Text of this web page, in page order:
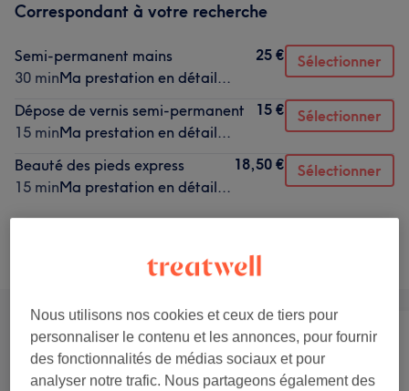
Correspondant à votre recherche
Semi-permanent mains
30 minMa prestation en détail...
25 € Sélectionner
Dépose de vernis semi-permanent
15 minMa prestation en détail...
15 € Sélectionner
Beauté des pieds express
15 minMa prestation en détail...
18,50 € Sélectionner
Recherchez dans notre liste de prestations
Manucure et
Beauté des pieds
Nous utilisons nos cookies et ceux de tiers pour
personnaliser le contenu et les annonces, pour fournir
des fonctionnalités de médias sociaux et pour
analyser notre trafic. Nous partageons également des